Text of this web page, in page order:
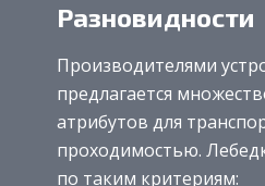
Разновидности
Производителями
предлагается
атрибутов для
проходимостью.
по таким критериям: